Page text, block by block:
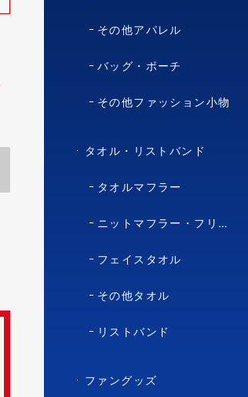
その他アパレル
バッグ・ポーチ
その他ファッション小物
タオル・リストバンド
タオルマフラー
ニットマフラー・フリースマフラー
フェイスタオル
その他タオル
リストバンド
ファングッズ